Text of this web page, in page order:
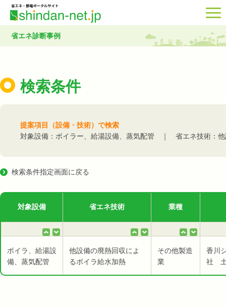
省エネ診断事例
検索条件
提案項目（設備・技術）で検索
対象設備：ボイラー、給湯設備、蒸気配管 ｜ 省エネ技術：他
検索条件指定画面に戻る
対象設備 省エネ技術 業種
ボイラ、給湯設
備、蒸気配管
他設備の廃熱回収によ
るボイラ給水加熱
その他製造
業
香川
社